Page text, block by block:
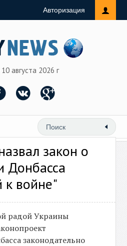
Авторизация
августа 2026 г
закон о
Донбасса
к войне"
радой Украины
законодательно